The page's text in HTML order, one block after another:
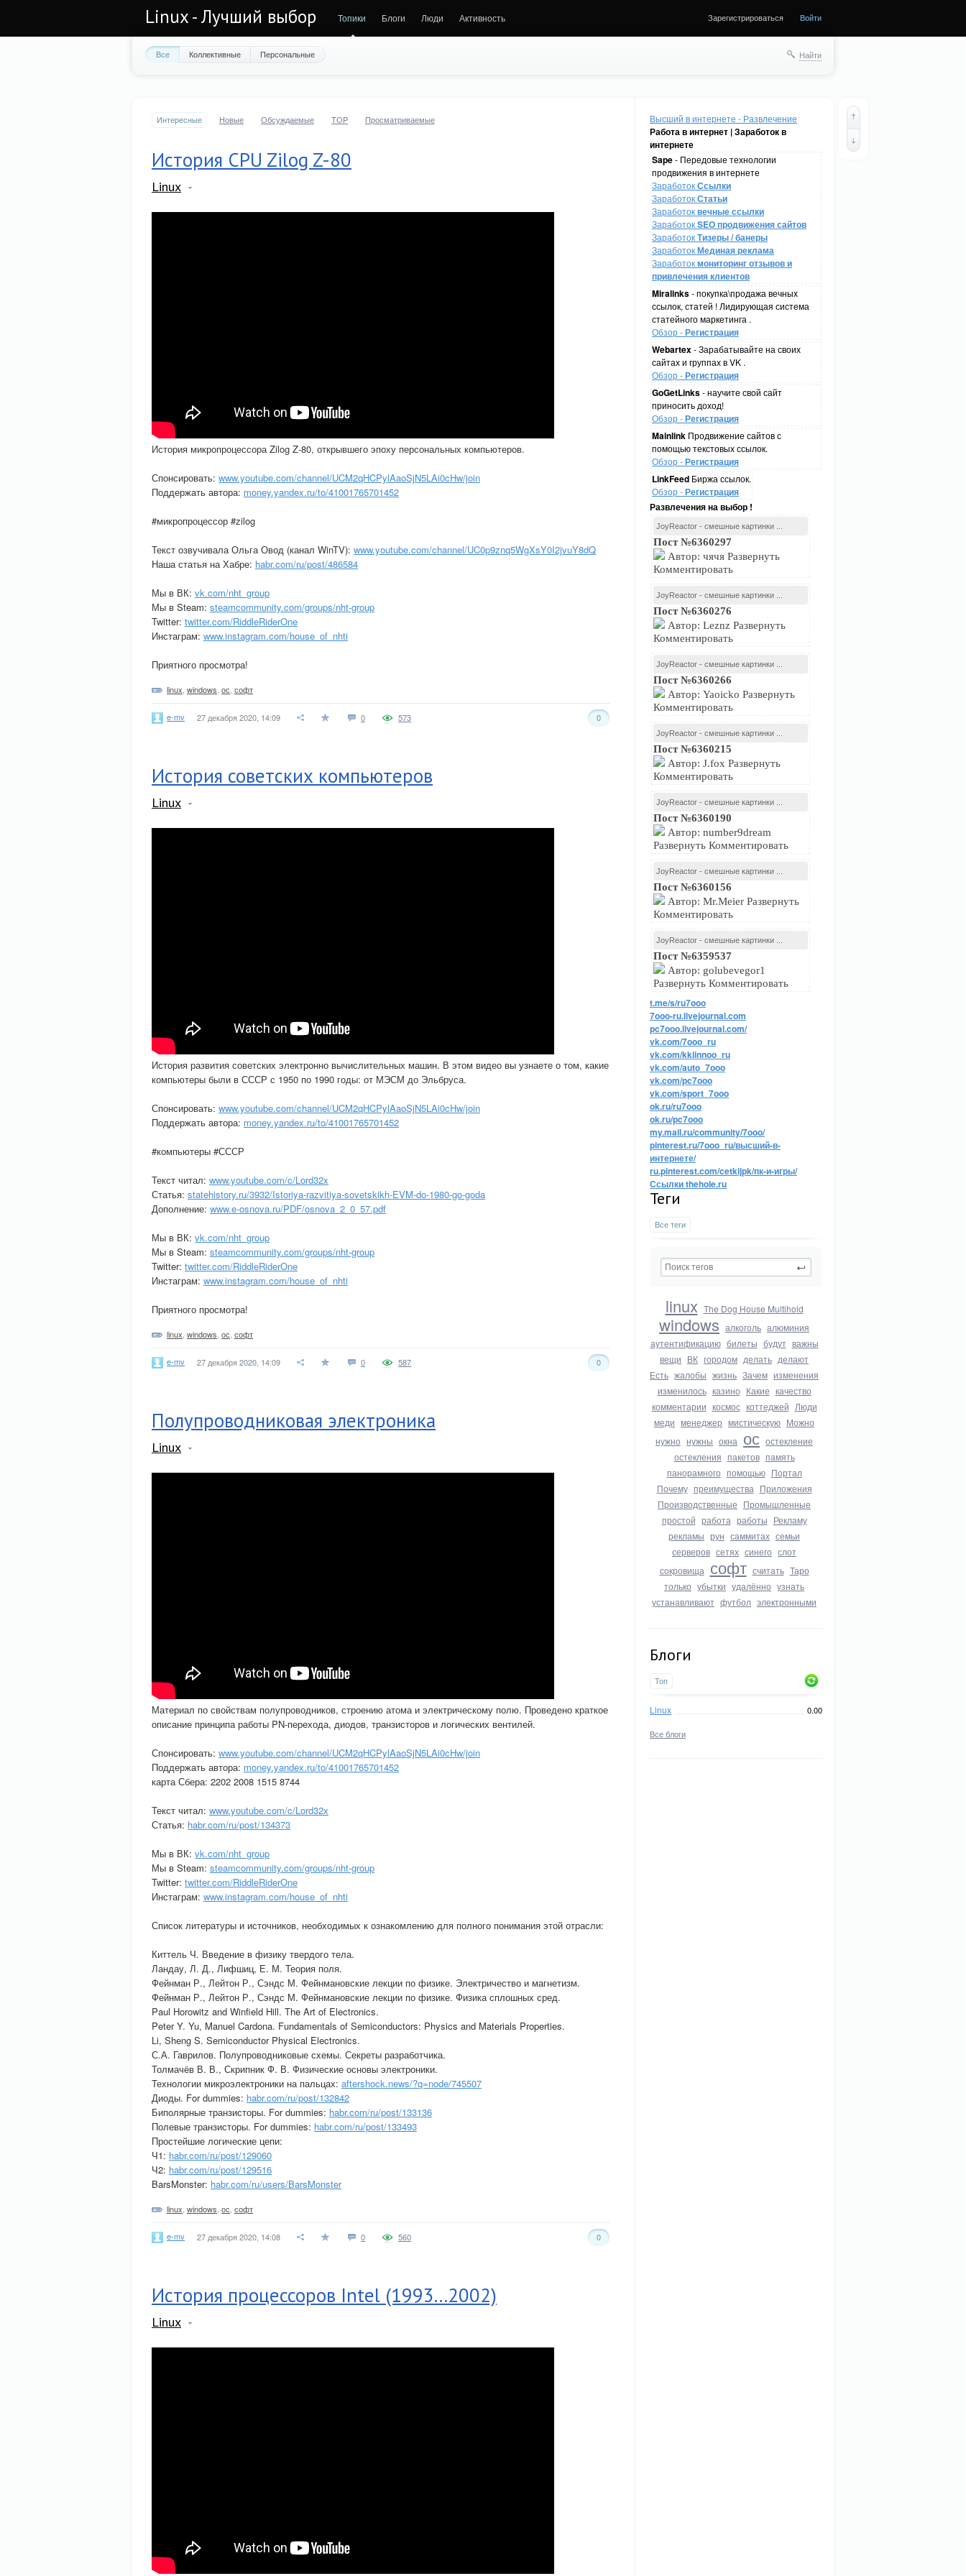
Linux - Лучший выбор Топики Блоги Люди Активность Зарегистрироваться Войти
Все Коллективные Персональные Найти
Высший в интернете - Развлечение
Работа в интернет | Заработок в
интернете
Sape- Передовые технологии
продвижения в интернете
ЗаработокСсылки
ЗаработокСтатьи
Заработоквечные ссылки
ЗаработокSEO продвижения сайтов
ЗаработокТизеры / банеры
ЗаработокМединая реклама
Заработокмониторинг отзывов и
привлечения клиентов
Miralinks- покупка\продажа вечных
ссылок, статей ! Лидирующая система
статейного маркетинга .
Обзор -Регистрация
Webartex- Зарабатывайте на своих
сайтах и группах в VK .
Обзор -Регистрация
GoGetLinks- научите свой сайт
приносить доход!
Обзор -Регистрация
Mainlink Продвижение сайтов с
помощью текстовых ссылок.
Обзор -Регистрация
LinkFeed Биржа ссылок.
Обзор -Регистрация
Развлечения на выбор !
JoyReactor - смешные картинки ...
Пост №6360297
Автор: чячя Развернуть
Комментировать
JoyReactor - смешные картинки ...
Пост №6360276
Автор: Leznz Развернуть
Комментировать
JoyReactor - смешные картинки ...
Пост №6360266
Автор: Yaoicko Развернуть
Комментировать
JoyReactor - смешные картинки ...
Пост №6360215
Автор: J.fox Развернуть
Комментировать
JoyReactor - смешные картинки ...
Пост №6360190
Автор: number9dream
Развернуть Комментировать
JoyReactor - смешные картинки ...
Пост №6360156
Автор: Mr.Meier Развернуть
Комментировать
JoyReactor - смешные картинки ...
Пост №6359537
Автор: golubevegor1
Развернуть Комментировать
t.me/s/ru7ooo
7ooo-ru.livejournal.com
pc7ooo.livejournal.com/
vk.com/7ooo_ru
vk.com/kkiinnoo_ru
vk.com/auto_7ooo
vk.com/pc7ooo
vk.com/sport_7ooo
ok.ru/ru7ooo
ok.ru/pc7ooo
my.mail.ru/community/7ooo/
pinterest.ru/7ooo_ru/высший-в-
интернете/
ru.pinterest.com/cetkijpk/пк-и-игры/
Ссылки thehole.ru
Теги
Все теги
linux The Dog House Multihold
windows алкоголь алюминия
аутентификацию билеты будут важны
вещи ВК городом делать делают
Есть жалобы жизнь Зачем изменения
изменилось казино Какие качество
комментарии космос коттеджей Люди
меди менеджер мистическую Можно
нужно нужны окна ос остекление
остекления пакетов память
панорамного помощью Портал
Почему преимущества Приложения
Производственные Промышленные
простой работа работы Рекламу
рекламы рун саммитах семьи
серверов сетях синего слот
сокровища софт считать Таро
только убытки удалённо узнать
устанавливают футбол электронными
Блоги
Топ
Linux 0.00
Все блоги
Интересные Новые Обсуждаемые TOP Просматриваемые
История CPU Zilog Z-80
Linux
История микропроцессора Zilog Z-80, открывшего эпоху персональных компьютеров.
Спонсировать: www.youtube.com/channel/UCM2qHCPylAaoSjN5LAi0cHw/join
Поддержать автора: money.yandex.ru/to/41001765701452
#микропроцессор #zilog
Текст озвучивала Ольга Овод (канал WinTV): www.youtube.com/channel/UC0p9znq5WgXsY0I2jvuY8dQ
Наша статья на Хабре: habr.com/ru/post/486584
Мы в ВК: vk.com/nht_group
Мы в Steam: steamcommunity.com/groups/nht-group
Twitter: twitter.com/RiddleRiderOne
Инстаграм: www.instagram.com/house_of_nhti
Приятного просмотра!
linux windows ос софт
e-mv 27 декабря 2020, 14:09 0 0
573
История советских компьютеров
Linux
История развития советских электронно вычислительных машин. В этом видео вы узнаете о том, какие
компьютеры были в СССР с 1950 по 1990 годы: от МЭСМ до Эльбруса.
Спонсировать: www.youtube.com/channel/UCM2qHCPylAaoSjN5LAi0cHw/join
Поддержать автора: money.yandex.ru/to/41001765701452
#компьютеры #СССР
Текст читал: www.youtube.com/c/Lord32x
Статья: statehistory.ru/3932/Istoriya-razvitiya-sovetskikh-EVM-do-1980-go-goda
Дополнение: www.e-osnova.ru/PDF/osnova_2_0_57.pdf
Мы в ВК: vk.com/nht_group
Мы в Steam: steamcommunity.com/groups/nht-group
Twitter: twitter.com/RiddleRiderOne
Инстаграм: www.instagram.com/house_of_nhti
Приятного просмотра!
linux windows ос софт
e-mv 27 декабря 2020, 14:09 0 0
587
Полупроводниковая электроника
Linux
Материал по свойствам полупроводников, строению атома и электрическому полю. Проведено краткое
описание принципа работы PN-перехода, диодов, транзисторов и логических вентилей.
Спонсировать: www.youtube.com/channel/UCM2qHCPylAaoSjN5LAi0cHw/join
Поддержать автора: money.yandex.ru/to/41001765701452
карта Сбера: 2202 2008 1515 8744
Текст читал: www.youtube.com/c/Lord32x
Статья: habr.com/ru/post/134373
Мы в ВК: vk.com/nht_group
Мы в Steam: steamcommunity.com/groups/nht-group
Twitter: twitter.com/RiddleRiderOne
Инстаграм: www.instagram.com/house_of_nhti
Список литературы и источников, необходимых к ознакомлению для полного понимания этой отрасли:
Киттель Ч. Введение в физику твердого тела.
Ландау, Л. Д., Лифшиц, Е. М. Теория поля.
Фейнман Р., Лейтон Р., Сэндс М. Фейнмановские лекции по физике. Электричество и магнетизм.
Фейнман Р., Лейтон Р., Сэндс М. Фейнмановские лекции по физике. Физика сплошных сред.
Paul Horowitz and Winfield Hill. The Art of Electronics.
Peter Y. Yu, Manuel Cardona. Fundamentals of Semiconductors: Physics and Materials Properties.
Li, Sheng S. Semiconductor Physical Electronics.
С.А. Гаврилов. Полупроводниковые схемы. Секреты разработчика.
Толмачёв В. В., Скрипник Ф. В. Физические основы электроники.
Технологии микроэлектроники на пальцах: aftershock.news/?q=node/745507
Диоды. For dummies: habr.com/ru/post/132842
Биполярные транзисторы. For dummies: habr.com/ru/post/133136
Полевые транзисторы. For dummies: habr.com/ru/post/133493
Простейшие логические цепи:
Ч1: habr.com/ru/post/129060
Ч2: habr.com/ru/post/129516
BarsMonster: habr.com/ru/users/BarsMonster
linux windows ос софт
e-mv 27 декабря 2020, 14:08 0 0
560
История процессоров Intel (1993...2002)
Linux